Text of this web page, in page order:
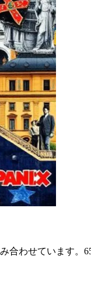
合わせています。